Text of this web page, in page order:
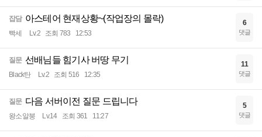
잡담 아스테어 현재상황~(작업장의 몰락)
빡세 Lv.2 조회 783 12:53
6
댓글
질문 선배님들 힘기사 버땅 무기
Black탄 Lv.2 조회 516 12:35
11
댓글
질문 다음 서버이전 질문 드립니다
왕소알붕 Lv.14 조회 361 11:27
5
댓글